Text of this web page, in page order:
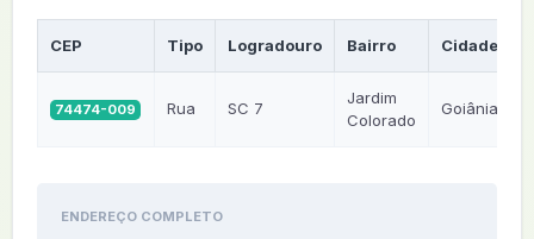
CEP Tipo Logradouro Bairro Cidade
74474-009 Rua SC 7
Jardim
Colorado
Goiânia
ENDEREÇO COMPLETO